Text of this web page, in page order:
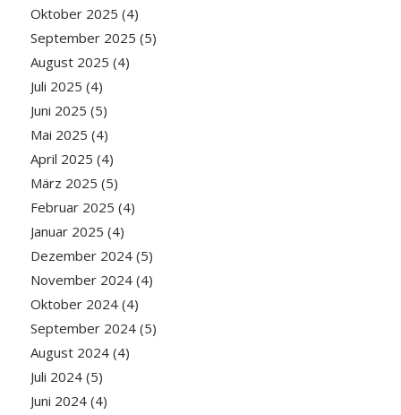
Oktober 2025 (4)
September 2025 (5)
August 2025 (4)
Juli 2025 (4)
Juni 2025 (5)
Mai 2025 (4)
April 2025 (4)
März 2025 (5)
Februar 2025 (4)
Januar 2025 (4)
Dezember 2024(5)
November 2024(4)
Oktober 2024(4)
September 2024(5)
August 2024(4)
Juli 2024(5)
Juni 2024(4)